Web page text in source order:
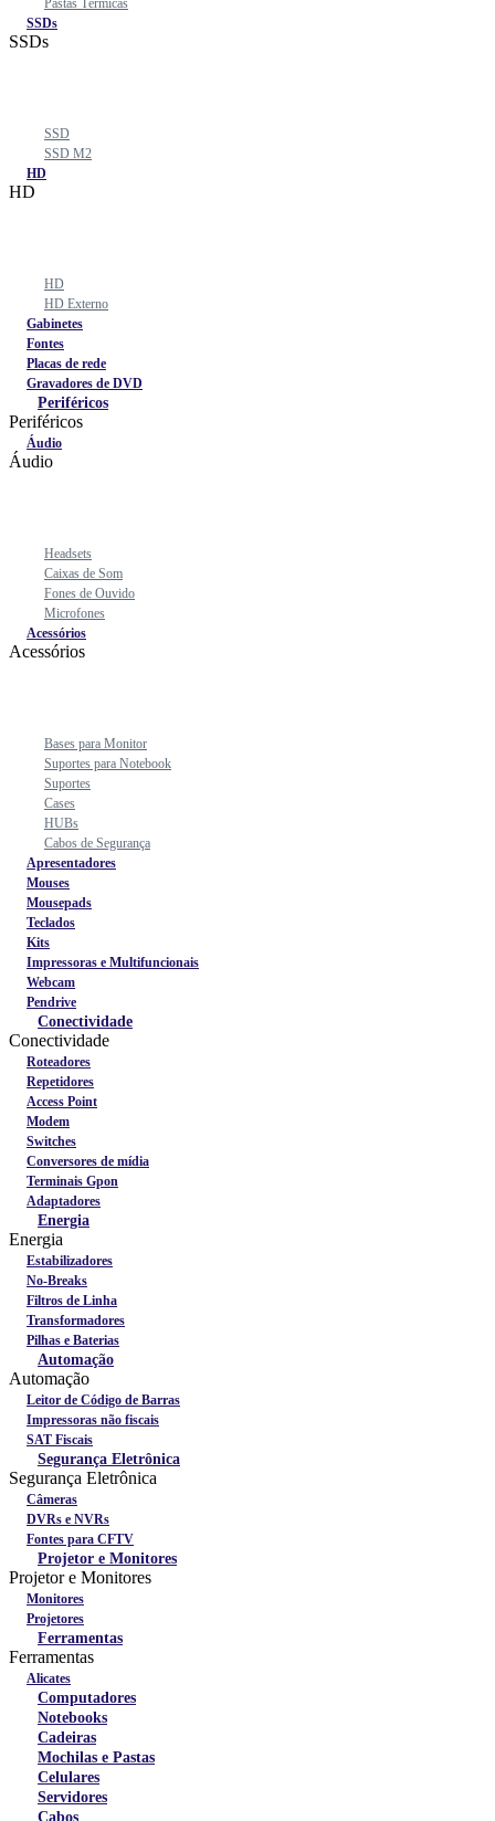
SSDs
SSDs
SSD
SSD M2
HD
HD
HD
HD Externo
Gabinetes
Fontes
Placas de rede
Gravadores de DVD
Periféricos
Periféricos
Áudio
Áudio
Headsets
Caixas de Som
Fones de Ouvido
Microfones
Acessórios
Acessórios
Bases para Monitor
Suportes para Notebook
Suportes
Cases
HUBs
Cabos de Segurança
Apresentadores
Mouses
Mousepads
Teclados
Kits
Impressoras e Multifuncionais
Webcam
Pendrive
Conectividade
Conectividade
Roteadores
Repetidores
Access Point
Modem
Switches
Conversores de mídia
Terminais Gpon
Adaptadores
Energia
Energia
Estabilizadores
No-Breaks
Filtros de Linha
Transformadores
Pilhas e Baterias
Automação
Automação
Leitor de Código de Barras
Impressoras não fiscais
SAT Fiscais
Segurança Eletrônica
Segurança Eletrônica
Câmeras
DVRs e NVRs
Fontes para CFTV
Projetor e Monitores
Projetor e Monitores
Monitores
Projetores
Ferramentas
Ferramentas
Alicates
Computadores
Notebooks
Cadeiras
Mochilas e Pastas
Celulares
Servidores
Cabos